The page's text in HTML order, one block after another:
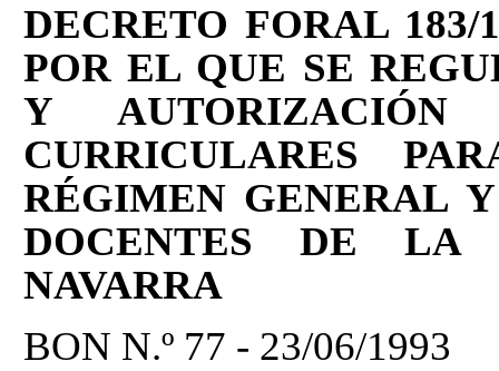
DECRETO FORAL
POR EL QUE SE
Y
CURRICULARES
RÉGIMEN GENERAL
DOCENTES DE LA
NAVARRA
BON N.º 77 - 23/06/1993